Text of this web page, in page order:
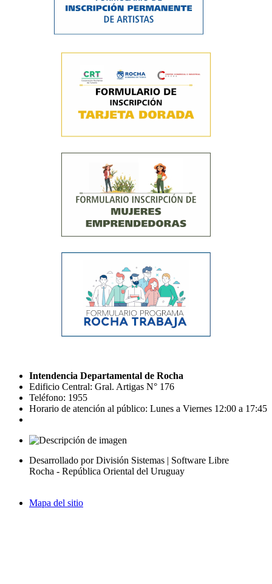
Intendencia Departamental de Rocha
Edificio Central: Gral. Artigas N° 176
Teléfono: 1955
Horario de atención al público: Lunes a Viernes 12:00 a 17:45
Desarrollado por División Sistemas | Software Libre
Rocha - República Oriental del Uruguay
Mapa del sitio